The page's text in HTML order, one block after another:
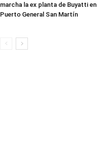
marcha la ex planta de Buyatti en
Puerto General San Martín